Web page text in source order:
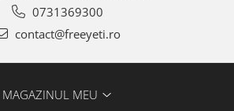
0731369300
contact@freeyeti.ro
MAGAZINUL MEU